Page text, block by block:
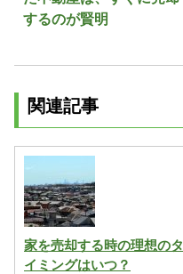
するのが賢明
関連記事
家を売却する時の理想のタ
イミングはいつ？